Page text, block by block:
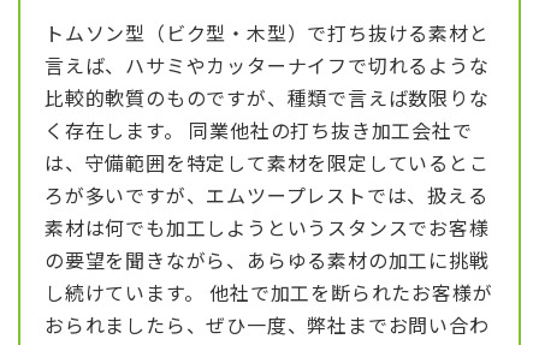
トムソン型（ビク型・木型）で打ち抜ける素材と
言えば、ハサミやカッターナイフで切れるような
比較的軟質のものですが、種類で言えば数限りな
く存在します。 同業他社の打ち抜き加工会社で
は、守備範囲を特定して素材を限定しているとこ
ろが多いですが、エムツープレストでは、扱える
素材は何でも加工しようというスタンスでお客様
の要望を聞きながら、あらゆる素材の加工に挑戦
し続けています。 他社で加工を断られたお客様が
おられましたら、ぜひ一度、弊社までお問い合わ